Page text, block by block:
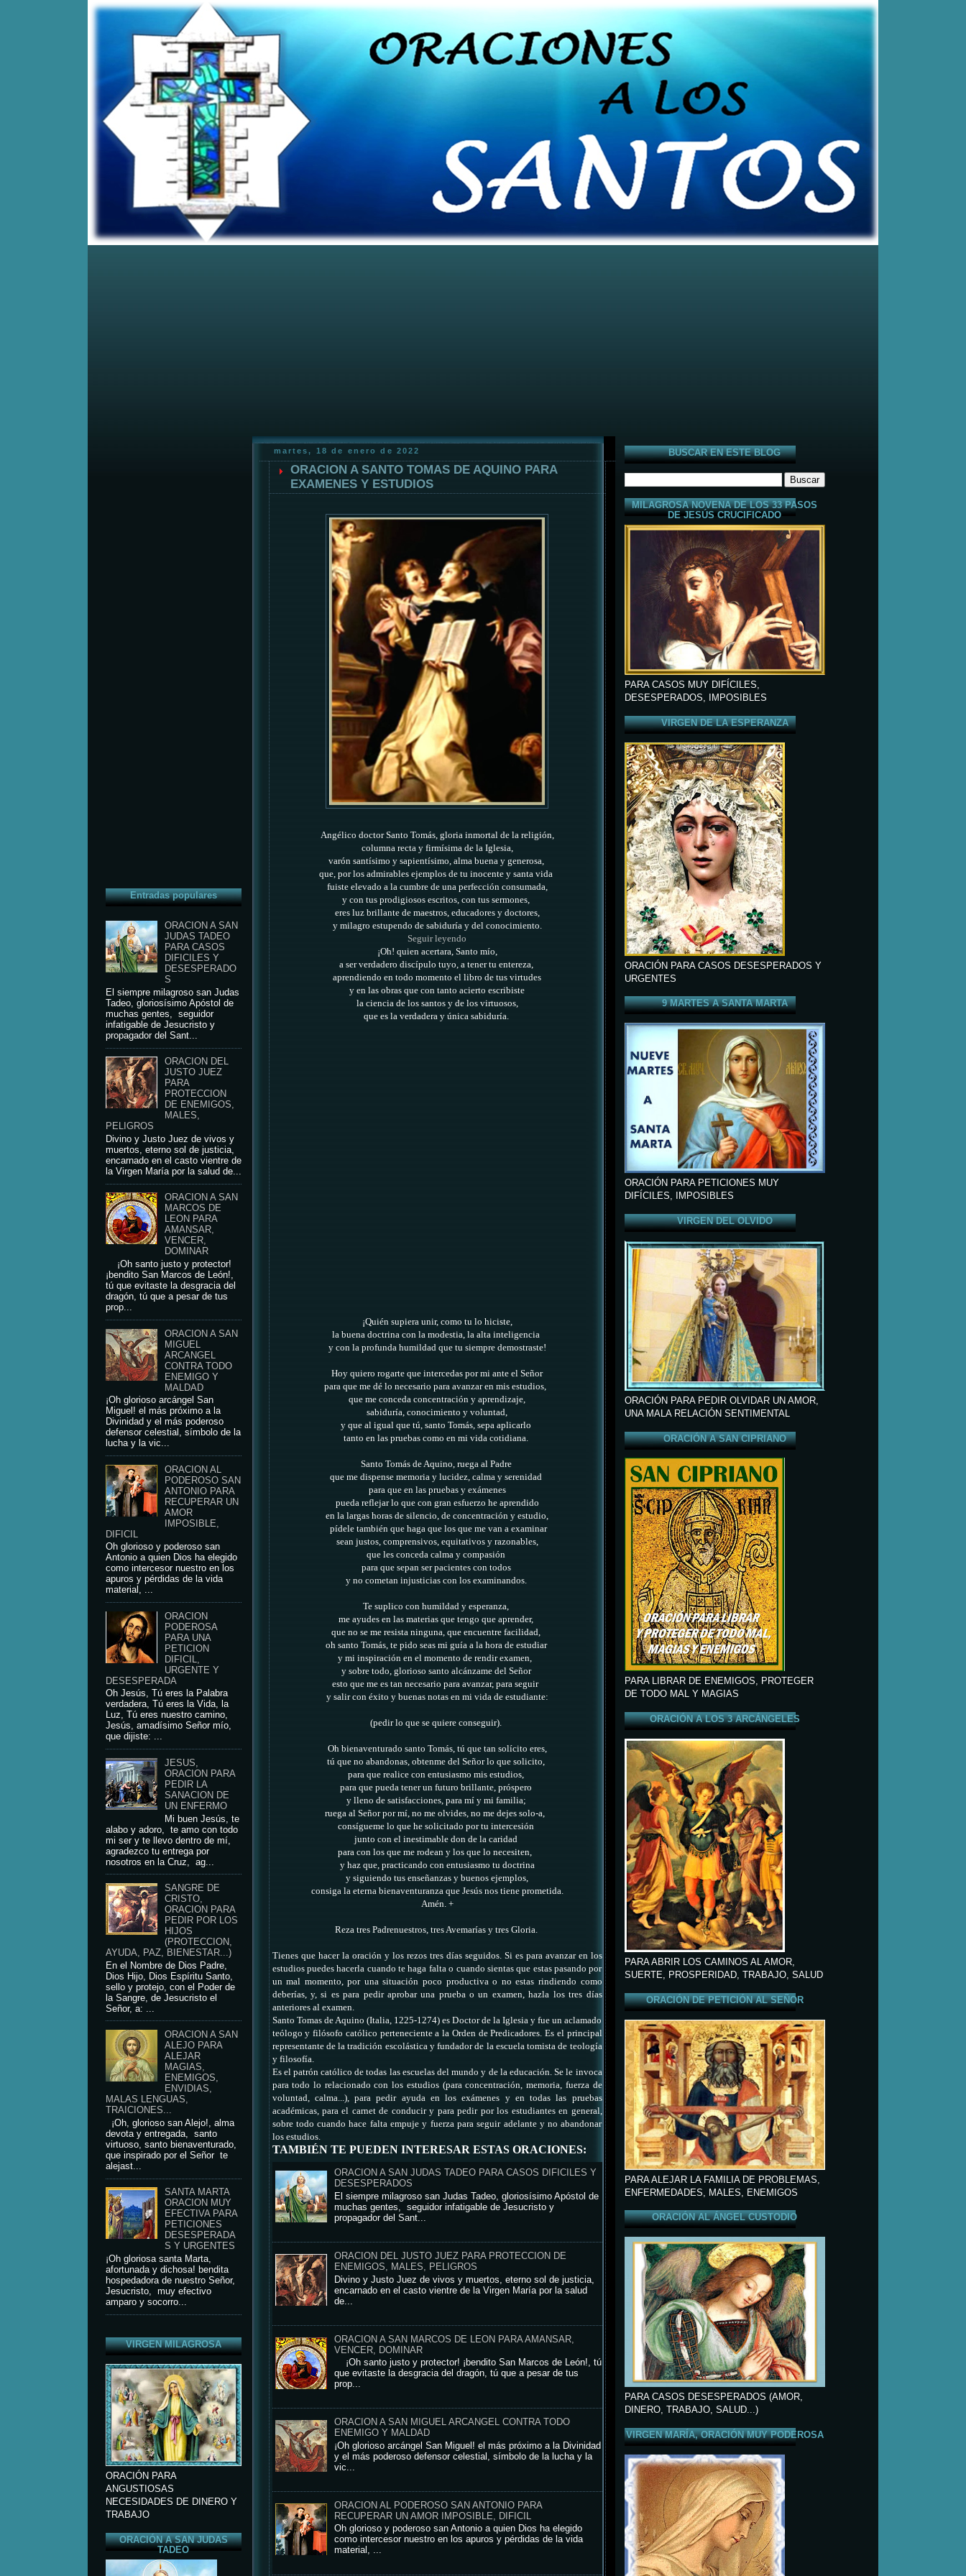
Home Posts RSS Comments RSS
Entradas populares
ORACION A SAN
JUDAS TADEO
PARA CASOS
DIFICILES Y
DESESPERADO
S
El siempre milagroso san Judas
Tadeo, gloriosísimo Apóstol de
muchas gentes, seguidor
infatigable de Jesucristo y
propagador del Sant...
ORACION DEL
JUSTO JUEZ
PARA
PROTECCION
DE ENEMIGOS,
MALES,
PELIGROS
Divino y Justo Juez de vivos y
muertos, eterno sol de justicia,
encarnado en el casto vientre de
la Virgen María por la salud de...
ORACION A SAN
MARCOS DE
LEON PARA
AMANSAR,
VENCER,
DOMINAR
¡Oh santo justo y protector!
¡bendito San Marcos de León!,
tú que evitaste la desgracia del
dragón, tú que a pesar de tus
prop...
ORACION A SAN
MIGUEL
ARCANGEL
CONTRA TODO
ENEMIGO Y
MALDAD
¡Oh glorioso arcángel San
Miguel! el más próximo a la
Divinidad y el más poderoso
defensor celestial, símbolo de la
lucha y la vic...
ORACION AL
PODEROSO SAN
ANTONIO PARA
RECUPERAR UN
AMOR
IMPOSIBLE,
DIFICIL
Oh glorioso y poderoso san
Antonio a quien Dios ha elegido
como intercesor nuestro en los
apuros y pérdidas de la vida
material, ...
ORACION
PODEROSA
PARA UNA
PETICION
DIFICIL,
URGENTE Y
DESESPERADA
Oh Jesús, Tú eres la Palabra
verdadera, Tú eres la Vida, la
Luz, Tú eres nuestro camino,
Jesús, amadísimo Señor mío,
que dijiste: ...
JESUS,
ORACION PARA
PEDIR LA
SANACION DE
UN ENFERMO
Mi buen Jesús, te
alabo y adoro, te amo con todo
mi ser y te llevo dentro de mí,
agradezco tu entrega por
nosotros en la Cruz, ag...
SANGRE DE
CRISTO,
ORACION PARA
PEDIR POR LOS
HIJOS
(PROTECCION,
AYUDA, PAZ, BIENESTAR...)
En el Nombre de Dios Padre,
Dios Hijo, Dios Espíritu Santo,
sello y protejo, con el Poder de
la Sangre, de Jesucristo el
Señor, a: ...
ORACION A SAN
ALEJO PARA
ALEJAR
MAGIAS,
ENEMIGOS,
ENVIDIAS,
MALAS LENGUAS,
TRAICIONES...
¡Oh, glorioso san Alejo!, alma
devota y entregada, santo
virtuoso, santo bienaventurado,
que inspirado por el Señor te
alejast...
SANTA MARTA
ORACION MUY
EFECTIVA PARA
PETICIONES
DESESPERADA
S Y URGENTES
¡Oh gloriosa santa Marta,
afortunada y dichosa! bendita
hospedadora de nuestro Señor,
Jesucristo, muy efectivo
amparo y socorro...
VIRGEN MILAGROSA
ORACIÓN PARA
ANGUSTIOSAS
NECESIDADES DE DINERO Y
TRABAJO
ORACIÓN A SAN JUDAS
TADEO
martes, 18 de enero de 2022
ORACION A SANTO TOMAS DE AQUINO PARA
EXAMENES Y ESTUDIOS
Angélico doctor Santo Tomás, gloria inmortal de la religión,
columna recta y firmísima de la Iglesia,
varón santísimo y sapientísimo, alma buena y generosa,
que, por los admirables ejemplos de tu inocente y santa vida
fuiste elevado a la cumbre de una perfección consumada,
y con tus prodigiosos escritos, con tus sermones,
eres luz brillante de maestros, educadores y doctores,
y milagro estupendo de sabiduría y del conocimiento.
Seguir leyendo
¡Oh! quien acertara, Santo mío,
a ser verdadero discípulo tuyo, a tener tu entereza,
aprendiendo en todo momento el libro de tus virtudes
y en las obras que con tanto acierto escribiste
la ciencia de los santos y de los virtuosos,
que es la verdadera y única sabiduría.
¡Quién supiera unir, como tu lo hiciste,
la buena doctrina con la modestia, la alta inteligencia
y con la profunda humildad que tu siempre demostraste!
Hoy quiero rogarte que intercedas por mi ante el Señor
para que me dé lo necesario para avanzar en mis estudios,
que me conceda concentración y aprendizaje,
sabiduría, conocimiento y voluntad,
y que al igual que tú, santo Tomás, sepa aplicarlo
tanto en las pruebas como en mi vida cotidiana.
Santo Tomás de Aquino, ruega al Padre
que me dispense memoria y lucidez, calma y serenidad
para que en las pruebas y exámenes
pueda reflejar lo que con gran esfuerzo he aprendido
en la largas horas de silencio, de concentración y estudio,
pídele también que haga que los que me van a examinar
sean justos, comprensivos, equitativos y razonables,
que les conceda calma y compasión
para que sepan ser pacientes con todos
y no cometan injusticias con los examinandos.
Te suplico con humildad y esperanza,
me ayudes en las materias que tengo que aprender,
que no se me resista ninguna, que encuentre facilidad,
oh santo Tomás, te pido seas mi guía a la hora de estudiar
y mi inspiración en el momento de rendir examen,
y sobre todo, glorioso santo alcánzame del Señor
esto que me es tan necesario para avanzar, para seguir
y salir con éxito y buenas notas en mi vida de estudiante:
(pedir lo que se quiere conseguir).
Oh bienaventurado santo Tomás, tú que tan solícito eres,
tú que no abandonas, obtenme del Señor lo que solicito,
para que realice con entusiasmo mis estudios,
para que pueda tener un futuro brillante, próspero
y lleno de satisfacciones, para mí y mi familia;
ruega al Señor por mí, no me olvides, no me dejes solo-a,
consígueme lo que he solicitado por tu intercesión
junto con el inestimable don de la caridad
para con los que me rodean y los que lo necesiten,
y haz que, practicando con entusiasmo tu doctrina
y siguiendo tus enseñanzas y buenos ejemplos,
consiga la eterna bienaventuranza que Jesús nos tiene prometida.
Amén. +
Reza tres Padrenuestros, tres Avemarías y tres Gloria.
Tienes que hacer la oración y los rezos tres días seguidos. Si es para avanzar en los
estudios puedes hacerla cuando te haga falta o cuando sientas que estas pasando por
un mal momento, por una situación poco productiva o no estas rindiendo como
deberías, y, si es para pedir aprobar una prueba o un examen, hazla los tres días
anteriores al examen.
Santo Tomas de Aquino (Italia, 1225-1274) es Doctor de la Iglesia y fue un aclamado
teólogo y filósofo católico perteneciente a la Orden de Predicadores. Es el principal
representante de la tradición escolástica y fundador de la escuela tomista de teología
y filosofía.
Es el patrón católico de todas las escuelas del mundo y de la educación. Se le invoca
para todo lo relacionado con los estudios (para concentración, memoria, fuerza de
voluntad, calma...), para pedir ayuda en los exámenes y en todas las pruebas
académicas, para el carnet de conducir y para pedir por los estudiantes en general,
sobre todo cuando hace falta empuje y fuerza para seguir adelante y no abandonar
los estudios.
TAMBIÉN TE PUEDEN INTERESAR ESTAS ORACIONES:
ORACION A SAN JUDAS TADEO PARA CASOS DIFICILES Y
DESESPERADOS
El siempre milagroso san Judas Tadeo, gloriosísimo Apóstol de
muchas gentes, seguidor infatigable de Jesucristo y
propagador del Sant...
ORACION DEL JUSTO JUEZ PARA PROTECCION DE
ENEMIGOS, MALES, PELIGROS
Divino y Justo Juez de vivos y muertos, eterno sol de justicia,
encarnado en el casto vientre de la Virgen María por la salud
de...
ORACION A SAN MARCOS DE LEON PARA AMANSAR,
VENCER, DOMINAR
¡Oh santo justo y protector! ¡bendito San Marcos de León!, tú
que evitaste la desgracia del dragón, tú que a pesar de tus
prop...
ORACION A SAN MIGUEL ARCANGEL CONTRA TODO
ENEMIGO Y MALDAD
¡Oh glorioso arcángel San Miguel! el más próximo a la Divinidad
y el más poderoso defensor celestial, símbolo de la lucha y la
vic...
ORACION AL PODEROSO SAN ANTONIO PARA
RECUPERAR UN AMOR IMPOSIBLE, DIFICIL
Oh glorioso y poderoso san Antonio a quien Dios ha elegido
como intercesor nuestro en los apuros y pérdidas de la vida
material, ...
BUSCAR EN ESTE BLOG
MILAGROSA NOVENA DE LOS 33 PASOS
DE JESÚS CRUCIFICADO
PARA CASOS MUY DIFÍCILES,
DESESPERADOS, IMPOSIBLES
VIRGEN DE LA ESPERANZA
ORACIÓN PARA CASOS DESESPERADOS Y
URGENTES
9 MARTES A SANTA MARTA
ORACIÓN PARA PETICIONES MUY
DIFÍCILES, IMPOSIBLES
VIRGEN DEL OLVIDO
ORACIÓN PARA PEDIR OLVIDAR UN AMOR,
UNA MALA RELACIÓN SENTIMENTAL
ORACIÓN A SAN CIPRIANO
PARA LIBRAR DE ENEMIGOS, PROTEGER
DE TODO MAL Y MAGIAS
ORACIÓN A LOS 3 ARCÁNGELES
PARA ABRIR LOS CAMINOS AL AMOR,
SUERTE, PROSPERIDAD, TRABAJO, SALUD
ORACIÓN DE PETICIÓN AL SEÑOR
PARA ALEJAR LA FAMILIA DE PROBLEMAS,
ENFERMEDADES, MALES, ENEMIGOS
ORACIÓN AL ÁNGEL CUSTODIO
PARA CASOS DESESPERADOS (AMOR,
DINERO, TRABAJO, SALUD...)
VIRGEN MARÍA, ORACIÓN MUY PODEROSA